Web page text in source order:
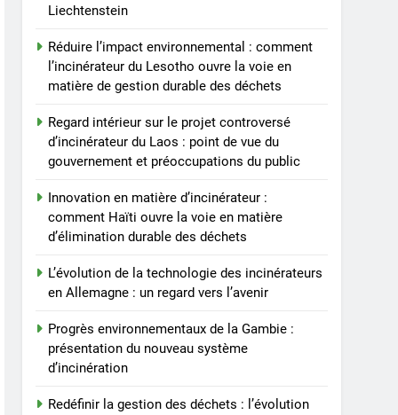
Liechtenstein
Réduire l’impact environnemental : comment
l’incinérateur du Lesotho ouvre la voie en
matière de gestion durable des déchets
Regard intérieur sur le projet controversé
d’incinérateur du Laos : point de vue du
gouvernement et préoccupations du public
Innovation en matière d’incinérateur :
comment Haïti ouvre la voie en matière
d’élimination durable des déchets
L’évolution de la technologie des incinérateurs
en Allemagne : un regard vers l’avenir
Progrès environnementaux de la Gambie :
présentation du nouveau système
d’incinération
Redéfinir la gestion des déchets : l’évolution